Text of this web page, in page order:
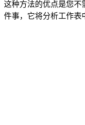
这种方法的优点是您不
件事，它将分析工作表